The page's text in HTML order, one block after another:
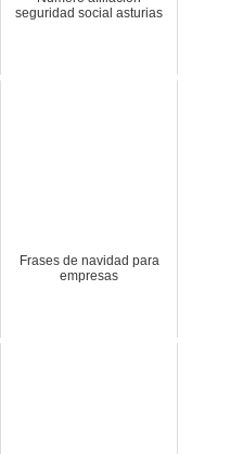
seguridad social asturias
Frases de navidad para
empresas